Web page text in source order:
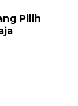
Pilih